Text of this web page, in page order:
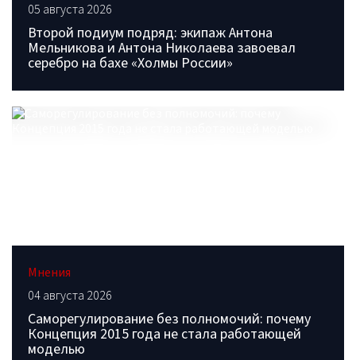
05 августа 2026
Второй подиум подряд: экипаж Антона
Мельникова и Антона Николаева завоевал
серебро на бахе «Холмы России»
Мнения
04 августа 2026
Саморегулирование без полномочий: почему
Концепция 2015 года не стала работающей
моделью